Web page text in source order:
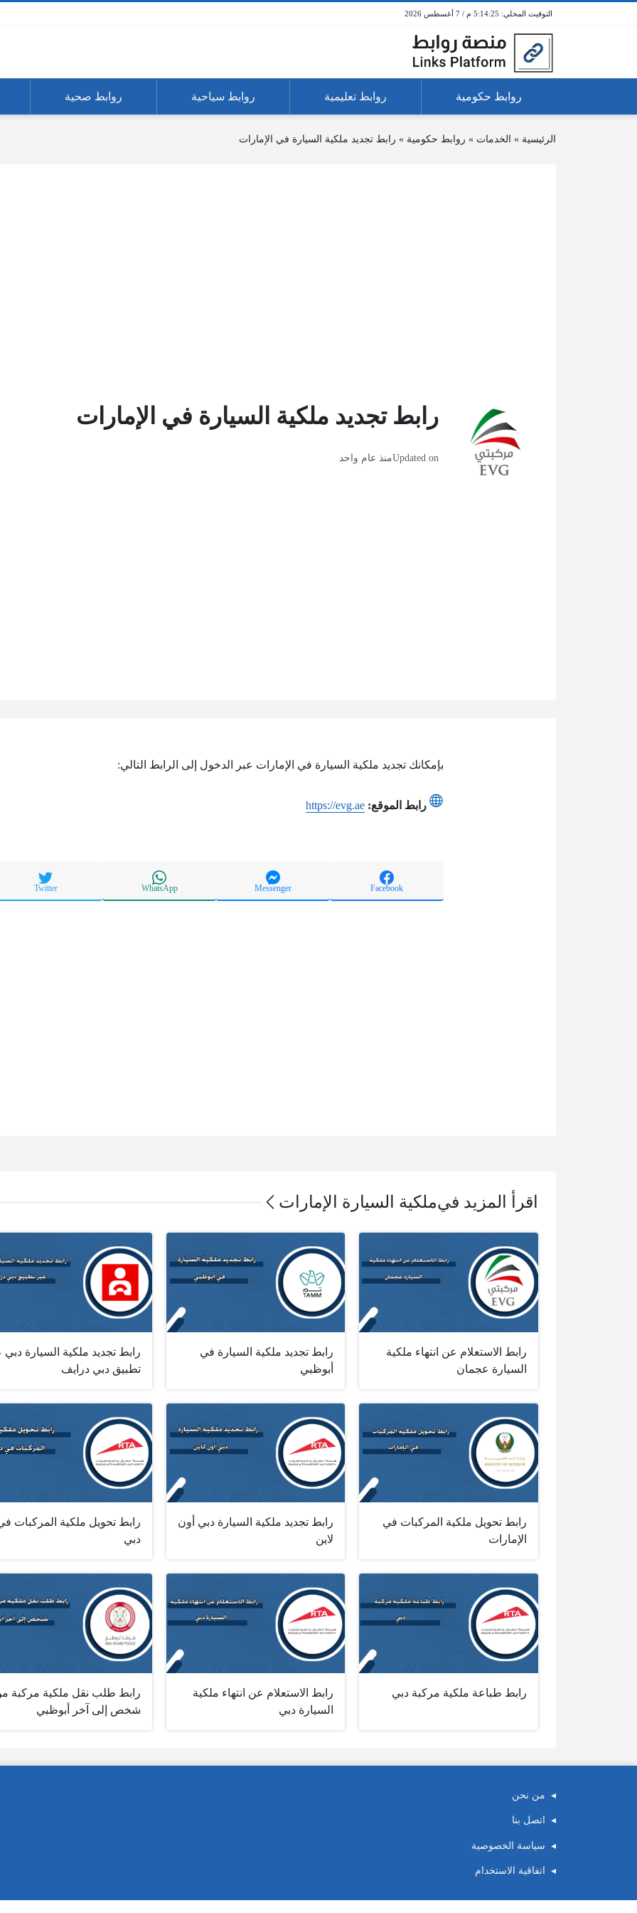
5:14:25 م / 7 أغسطس 2026
روابط حكومية روابط تعليمية روابط سياحية روابط صحية
الرئيسية » الخدمات » روابط حكومية » رابط تجديد ملكية السيارة في الإمارات
رابط تجديد ملكية السيارة في الإمارات
Updated onمنذ عام واحد
بإمكانك تجديد ملكية السيارة في الإمارات عبر الدخول إلى الرابط التالي:
رابط الموقع: https://evg.ae
Facebook
Messenger
WhatsApp
Twitter
اقرأ المزيد فيملكية السيارة الإمارات
رابط الاستعلام عن انتهاء ملكية
السيارة عجمان
رابط تجديد ملكية السيارة في
أبوظبي
رابط تجديد ملكية السيارة دبي
تطبيق دبي درايف
رابط تحويل ملكية المركبات في
الإمارات
رابط تجديد ملكية السيارة دبي أون
لاين
رابط تحويل ملكية المركبات
دبي
رابط طباعة ملكية مركبة دبي
رابط الاستعلام عن انتهاء ملكية
السيارة دبي
رابط طلب نقل ملكية مركبة
شخص إلى آخر أبوظبي
من نحن
اتصل بنا
سياسة الخصوصية
اتفاقية الاستخدام